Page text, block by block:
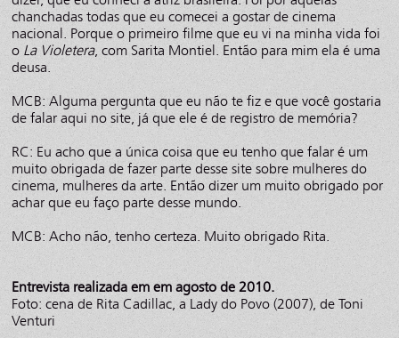
chanchadas todas que eu comecei a gostar de cinema
nacional. Porque o primeiro filme que eu vi na minha vida foi
o La Violetera, com Sarita Montiel. Então para mim ela é uma
deusa.
MCB: Alguma pergunta que eu não te fiz e que você gostaria
de falar aqui no site, já que ele é de registro de memória?
RC: Eu acho que a única coisa que eu tenho que falar é um
muito obrigada de fazer parte desse site sobre mulheres do
cinema, mulheres da arte. Então dizer um muito obrigado por
achar que eu faço parte desse mundo.
MCB: Acho não, tenho certeza. Muito obrigado Rita.
Entrevista realizada em em agosto de 2010.
Foto: cena de Rita Cadillac, a Lady do Povo (2007), de Toni
Venturi